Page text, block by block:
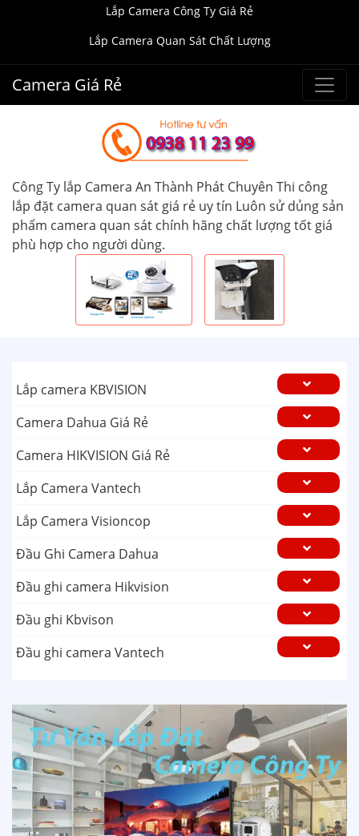
Lắp Camera Công Ty Giá Rẻ
Lắp Camera Quan Sát Chất Lượng
Camera Giá Rẻ
Công Ty lắp Camera An Thành Phát Chuyên Thi công
lắp đặt camera quan sát giá rẻ uy tín Luôn sử dủng sản
phẩm camera quan sát chính hãng chất lượng tốt giá
phù hợp cho người dùng.
Lắp camera KBVISION
Camera Dahua Giá Rẻ
Camera HIKVISION Giá Rẻ
Lắp Camera Vantech
Lắp Camera Visioncop
Đầu Ghi Camera Dahua
Đầu ghi camera Hikvision
Đầu ghi Kbvison
Đầu ghi camera Vantech